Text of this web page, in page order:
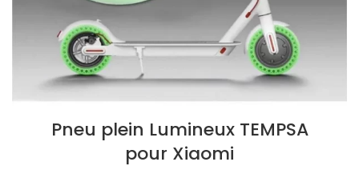
Pneu plein Lumineux TEMPSA
pour Xiaomi